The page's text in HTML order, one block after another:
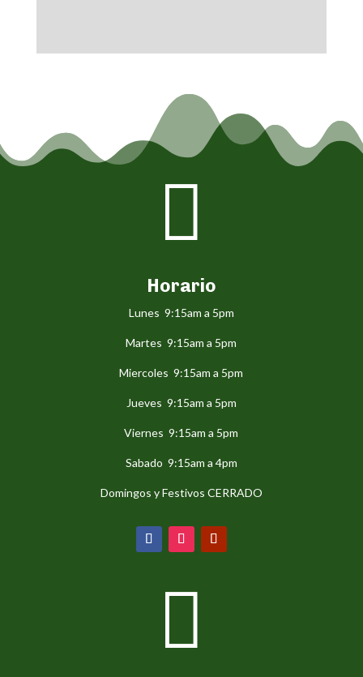

Horario
Lunes 9:15am a 5pm
Martes 9:15am a 5pm
Miercoles 9:15am a 5pm
Jueves 9:15am a 5pm
Viernes 9:15am a 5pm
Sabado 9:15am a 4pm
Domingos y Festivos CERRADO
